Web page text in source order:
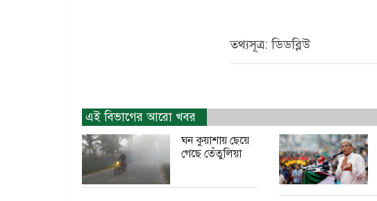
তথ্যসূত্র: ডিডব্লিউ
এই বিভাগের আরো খবর
ঘন কুয়াশায় ছেয়ে
গেছে তেঁতুলিয়া